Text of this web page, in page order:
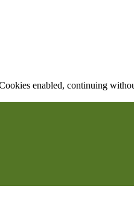
enabled, continuing